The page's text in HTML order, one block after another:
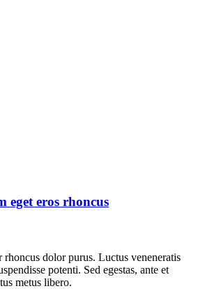
eget eros rhoncus
dolor purus. Luctus veneneratis
potenti. Sed egestas, ante et
metus libero.